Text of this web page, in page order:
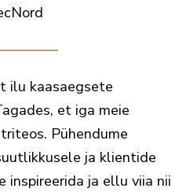
ilu kaasaegsete
et iga meie
Pühendume
ja klientide
inspireerida ja ellu viia nii